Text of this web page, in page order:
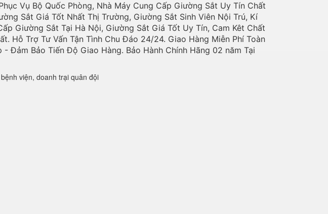
Vụ Bộ Quốc Phòng, Nhà Máy Cung Cấp Giường Sắt Uy Tín Chất
Sắt Giá Tốt Nhất Thị Trường, Giường Sắt Sinh Viên Nội Trú, Kí
Giường Sắt Tại Hà Nội, Giường Sắt Giá Tốt Uy Tín, Cam Kêt Chất
Hỗ Trợ Tư Vấn Tận Tình Chu Đáo 24/24. Giao Hàng Miễn Phí Toàn
Đảm Bảo Tiến Độ Giao Hàng. Bảo Hành Chính Hãng 02 năm Tại
viện, doanh trại quân đội